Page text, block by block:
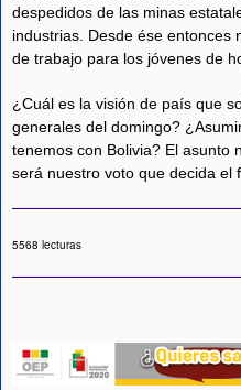
despedidos de las minas
industrias. Desde ése entonces
de trabajo para los jóvenes de
¿Cuál es la visión de país que
generales del domingo?
tenemos con Bolivia? El asunto
será nuestro voto que decida el
5568 lecturas